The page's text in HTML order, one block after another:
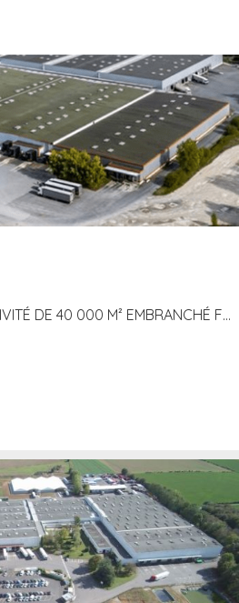
TRÈS GRAND SITE D'ACTIVITÉ DE 40 000 M² EMBRANCHÉ FER AU LARDIN SAINT LAZARE (24) PROCHE A89 À LOUER